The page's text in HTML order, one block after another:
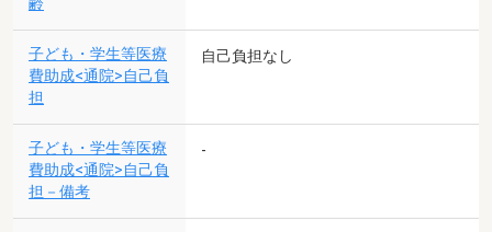
齢
子ども・学生等医療
費助成<通院>自己負
担
自己負担なし
子ども・学生等医療
費助成<通院>自己負
担－備考
-